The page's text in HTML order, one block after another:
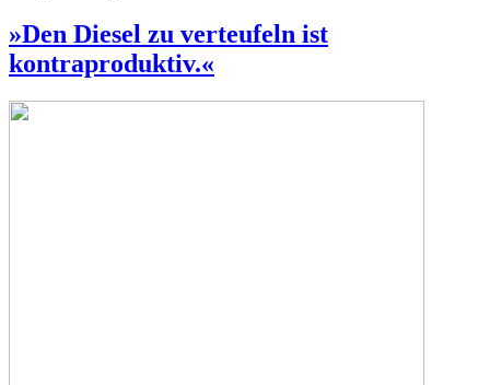
»Den Diesel zu verteufeln ist
kontraproduktiv.«